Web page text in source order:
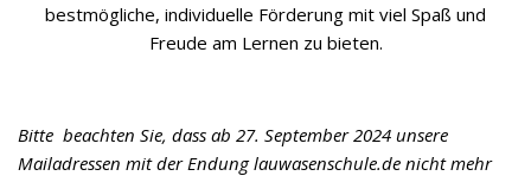
bestmögliche, individuelle Förderung mit viel Spaß und
Freude am Lernen zu bieten.
Bitte beachten Sie, dass ab 27. September 2024 unsere
Mailadressen mit der Endung lauwasenschule.de nicht mehr